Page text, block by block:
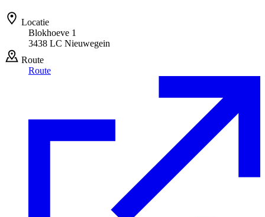
Locatie
Blokhoeve 1
3438 LC Nieuwegein
Route
Route